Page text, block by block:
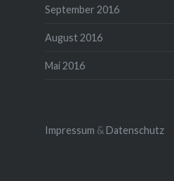
September 2016
August 2016
Mai 2016
Impressum &Datenschutz